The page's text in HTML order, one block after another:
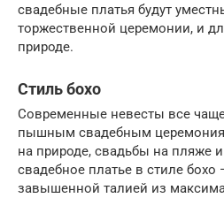
свадебные платья будут
торжественной церемонии, и
природе.
Стиль бохо
Современные невесты все
пышным свадебным
на природе, свадьбы на пляже
свадебное платье в стиле бохо
завышенной талией из